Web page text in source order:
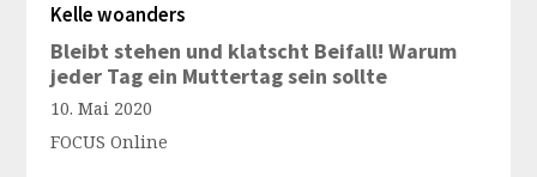
Kelle woanders
Bleibt stehen und klatscht Beifall! Warum
jeder Tag ein Muttertag sein sollte
10. Mai 2020
FOCUS Online